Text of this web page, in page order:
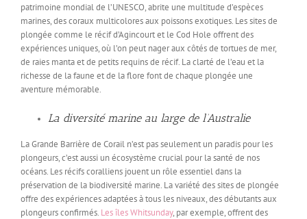
patrimoine mondial de l’UNESCO, abrite une multitude d’espèces
marines, des coraux multicolores aux poissons exotiques. Les sites de
plongée comme le récif d’Agincourt et le Cod Hole offrent des
expériences uniques, où l’on peut nager aux côtés de tortues de mer,
de raies manta et de petits requins de récif. La clarté de l’eau et la
richesse de la faune et de la flore font de chaque plongée une
aventure mémorable.
La diversité marine au large de l’Australie
La Grande Barrière de Corail n’est pas seulement un paradis pour les
plongeurs, c’est aussi un écosystème crucial pour la santé de nos
océans. Les récifs coralliens jouent un rôle essentiel dans la
préservation de la biodiversité marine. La variété des sites de plongée
offre des expériences adaptées à tous les niveaux, des débutants aux
plongeurs confirmés. Les îles Whitsunday, par exemple, offrent des